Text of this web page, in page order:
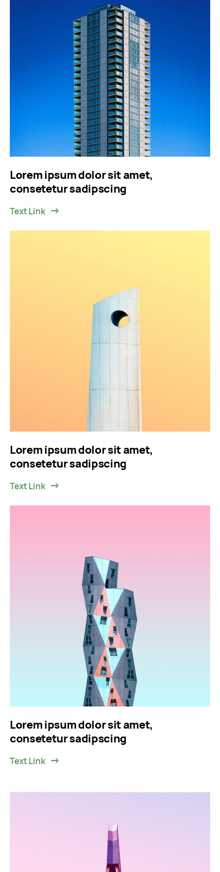
Lorem ipsum dolor sit amet,
consetetur sadipscing
Text Link
Lorem ipsum dolor sit amet,
consetetur sadipscing
Text Link
Lorem ipsum dolor sit amet,
consetetur sadipscing
Text Link